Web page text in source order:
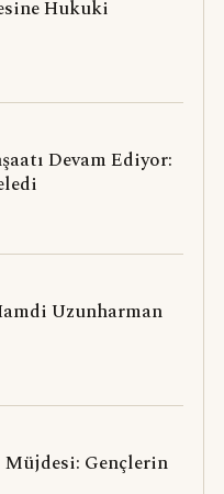
Hukuki
Devam Ediyor:
Uzunharman
Müjdesi: Gençlerin